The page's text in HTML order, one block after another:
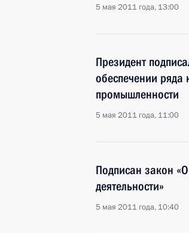
5 мая 2011 года, 13:00
Президент
обеспечении ряда
промышленности
5 мая 2011 года, 11:00
Подписан закон
деятельности»
5 мая 2011 года, 10:40